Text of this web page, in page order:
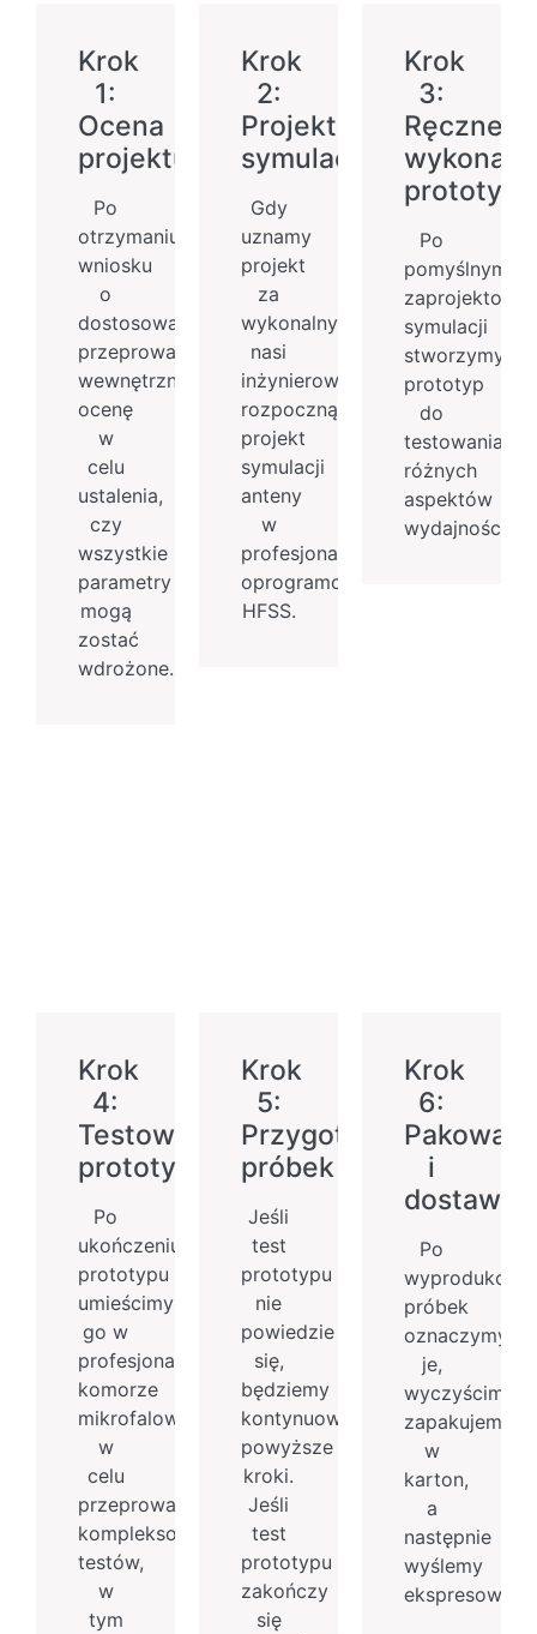
Krok
1:
Ocena
projektu
Po
otrzymaniu
wniosku
o
dostosowanie
przeprowadzimy
wewnętrzną
ocenę
w
celu
ustalenia,
czy
wszystkie
parametry
mogą
zostać
wdrożone.
Krok
2:
Projektowanie
symulacji
Gdy
uznamy
projekt
za
wykonalny,
nasi
inżynierowie
rozpoczną
projekt
symulacji
anteny
w
profesjonalnym
oprogramowaniu
HFSS.
Krok
3:
Ręczne
prototypu
Po
pomyślnym
symulacji
stworzymy
prototyp
do
testowania
różnych
aspektów
wydajności.
Krok
4:
Testowanie
prototypu
Po
ukończeniu
prototypu
umieścimy
go w
profesjonalnej
komorze
mikrofalowej
w
celu
przeprowadzenia
kompleksowych
testów,
w
tym
Krok
5:
Przygotowanie
próbek
Jeśli
test
prototypu
nie
powiedzie
się,
będziemy
kontynuować
powyższe
kroki.
Jeśli
test
prototypu
zakończy
się
Krok
6:
i
dostawa
Po
próbek
oznaczymy
je,
wyczyścimy,
zapakujemy
w
karton,
a
następnie
wyślemy
ekspresowo.